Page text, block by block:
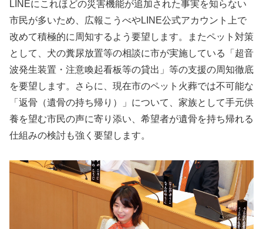
LINEにこれほどの災害機能が追加された事実を知らない
市民が多いため、広報こうべやLINE公式アカウント上で
改めて積極的に周知するよう要望します。またペット対策
として、犬の糞尿放置等の相談に市が実施している「超音
波発生装置・注意喚起看板等の貸出」等の支援の周知徹底
を要望します。さらに、現在市のペット火葬では不可能な
「返骨（遺骨の持ち帰り）」について、家族として手元供
養を望む市民の声に寄り添い、希望者が遺骨を持ち帰れる
仕組みの検討も強く要望します。